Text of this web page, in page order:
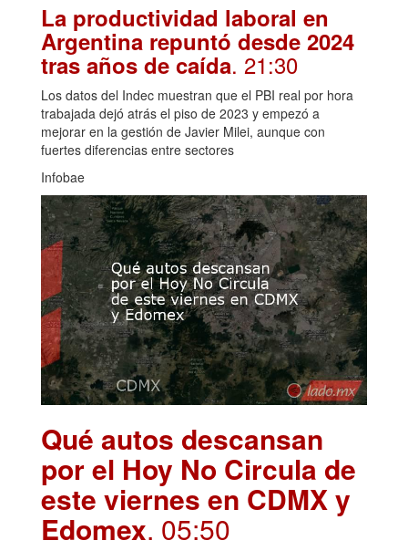
La productividad laboral en
Argentina repuntó desde 2024
tras años de caída. 21:30
Los datos del Indec muestran que el PBI real por hora
trabajada dejó atrás el piso de 2023 y empezó a
mejorar en la gestión de Javier Milei, aunque con
fuertes diferencias entre sectores
Infobae
Qué autos descansan
por el Hoy No Circula de
este viernes en CDMX y
Edomex. 05:50